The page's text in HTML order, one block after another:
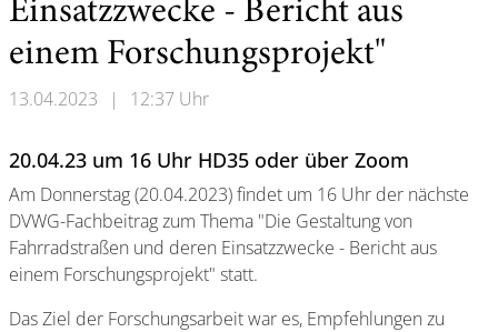
Einsatzzwecke - Bericht aus
einem Forschungsprojekt"
13.04.2023 | 12:37 Uhr
20.04.23 um 16 Uhr HD35 oder über Zoom
Am Donnerstag (20.04.2023) findet um 16 Uhr der nächste
DVWG-Fachbeitrag zum Thema "Die Gestaltung von
Fahrradstraßen und deren Einsatzzwecke - Bericht aus
einem Forschungsprojekt" statt.
Das Ziel der Forschungsarbeit war es, Empfehlungen zu